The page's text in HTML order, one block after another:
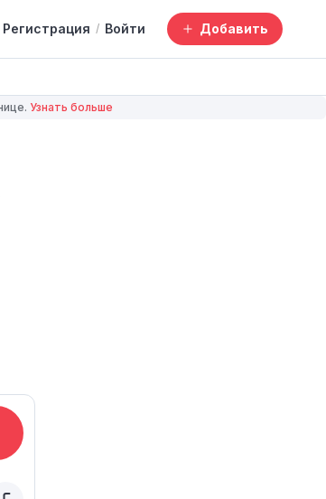
Регистрация / Войти Добавить
Узнать больше